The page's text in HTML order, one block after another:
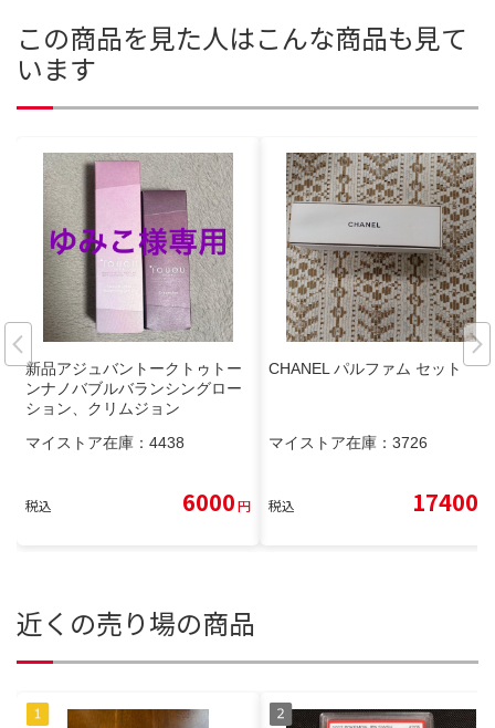
この商品を見た人はこんな商品も見て
います
新品アジュバントークトゥトー
ンナノバブルバランシングロー
ション、クリムジョン
マイストア在庫： 4438
税込 6000円
CHANEL パルファム セット
マイストア在庫： 3726
税込 17400
近くの売り場の商品